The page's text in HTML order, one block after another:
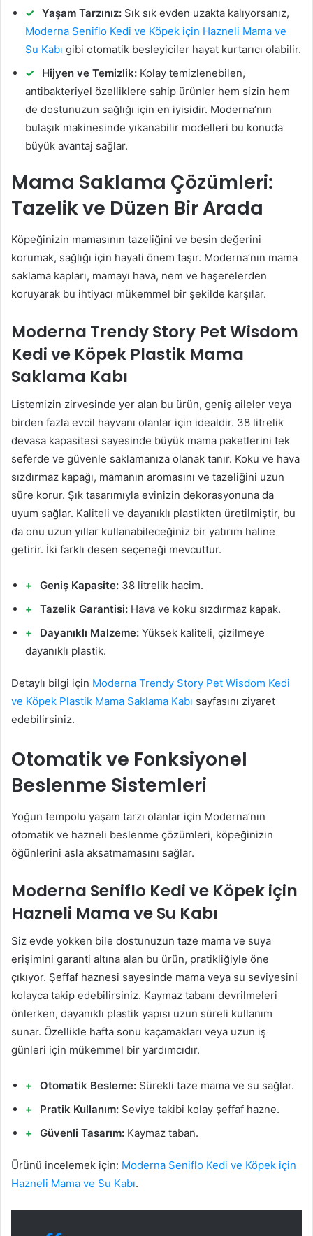
Yaşam Tarzınız: Sık sık evden uzakta kalıyorsanız,
Moderna Seniflo Kedi ve Köpek için Hazneli Mama ve
Su Kabı gibi otomatik besleyiciler hayat kurtarıcı olabilir.
Hijyen ve Temizlik: Kolay temizlenebilen,
antibakteriyel özelliklere sahip ürünler hem sizin hem
de dostunuzun sağlığı için en iyisidir. Moderna’nın
bulaşık makinesinde yıkanabilir modelleri bu konuda
büyük avantaj sağlar.
Mama Saklama Çözümleri:
Tazelik ve Düzen Bir Arada
Köpeğinizin mamasının tazeliğini ve besin değerini
korumak, sağlığı için hayati önem taşır. Moderna’nın mama
saklama kapları, mamayı hava, nem ve haşerelerden
koruyarak bu ihtiyacı mükemmel bir şekilde karşılar.
Moderna Trendy Story Pet Wisdom
Kedi ve Köpek Plastik Mama
Saklama Kabı
Listemizin zirvesinde yer alan bu ürün, geniş aileler veya
birden fazla evcil hayvanı olanlar için idealdir. 38 litrelik
devasa kapasitesi sayesinde büyük mama paketlerini tek
seferde ve güvenle saklamanıza olanak tanır. Koku ve hava
sızdırmaz kapağı, mamanın aromasını ve tazeliğini uzun
süre korur. Şık tasarımıyla evinizin dekorasyonuna da
uyum sağlar. Kaliteli ve dayanıklı plastikten üretilmiştir, bu
da onu uzun yıllar kullanabileceğiniz bir yatırım haline
getirir. İki farklı desen seçeneği mevcuttur.
Geniş Kapasite: 38 litrelik hacim.
Tazelik Garantisi: Hava ve koku sızdırmaz kapak.
Dayanıklı Malzeme: Yüksek kaliteli, çizilmeye
dayanıklı plastik.
Detaylı bilgi için Moderna Trendy Story Pet Wisdom Kedi
ve Köpek Plastik Mama Saklama Kabı sayfasını ziyaret
edebilirsiniz.
Otomatik ve Fonksiyonel
Beslenme Sistemleri
Yoğun tempolu yaşam tarzı olanlar için Moderna’nın
otomatik ve hazneli beslenme çözümleri, köpeğinizin
öğünlerini asla aksatmamasını sağlar.
Moderna Seniflo Kedi ve Köpek için
Hazneli Mama ve Su Kabı
Siz evde yokken bile dostunuzun taze mama ve suya
erişimini garanti altına alan bu ürün, pratikliğiyle öne
çıkıyor. Şeffaf haznesi sayesinde mama veya su seviyesini
kolayca takip edebilirsiniz. Kaymaz tabanı devrilmeleri
önlerken, dayanıklı plastik yapısı uzun süreli kullanım
sunar. Özellikle hafta sonu kaçamakları veya uzun iş
günleri için mükemmel bir yardımcıdır.
Otomatik Besleme: Sürekli taze mama ve su sağlar.
Pratik Kullanım: Seviye takibi kolay şeffaf hazne.
Güvenli Tasarım: Kaymaz taban.
Ürünü incelemek için: Moderna Seniflo Kedi ve Köpek için
Hazneli Mama ve Su Kabı.